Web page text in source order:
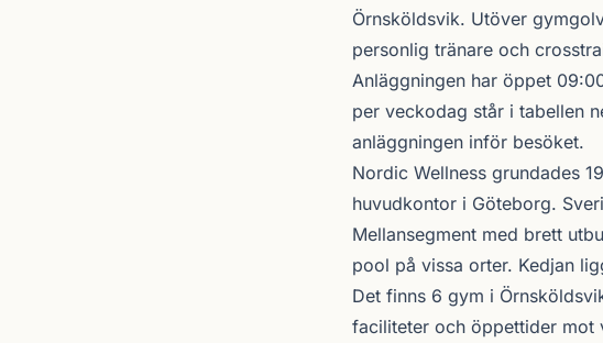
Örnsköldsvik. Utöver
personlig tränare och
Anläggningen har öppet
per veckodag står i tabellen
anläggningen inför besöket.
Nordic Wellness grundades
huvudkontor i Göteborg.
Mellansegment med brett
pool på vissa orter. Kedjan
Det finns 6 gym i
faciliteter och öppettider mot